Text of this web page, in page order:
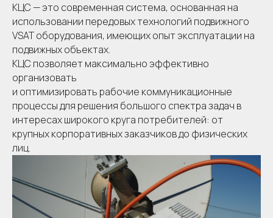
КЦС — это современная система, основанная на
использовании передовых технологий подвижного
VSAT оборудования, имеющих опыт эксплуатации на
подвижных объектах.
КЦС позволяет максимально эффективно
организовать
и оптимизировать рабочие коммуникационные
процессы для решения большого спектра задач в
интересах широкого круга потребителей: от
крупных корпоративных заказчиков до физических
лиц.